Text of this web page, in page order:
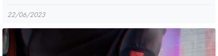
22/06/2023